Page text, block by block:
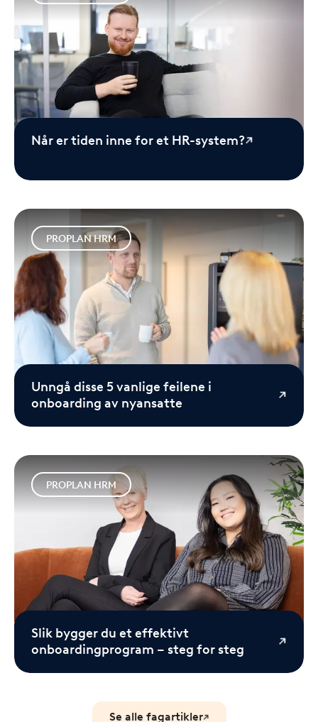
Når er tiden inne for et HR-system?
PROPLAN HRM
Unngå disse 5 vanlige feilene i
onboarding av nyansatte
PROPLAN HRM
Slik bygger du et effektivt
onboardingprogram – steg for steg
Se alle fagartikler